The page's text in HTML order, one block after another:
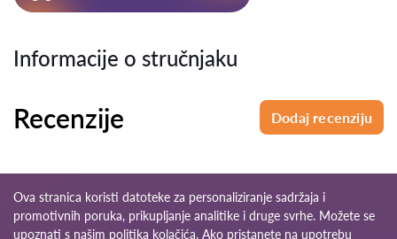
Informacije o stručnjaku
Recenzije Dodaj recenziju
Ova stranica koristi datoteke za personaliziranje sadržaja i
promotivnih poruka, prikupljanje analitike i druge svrhe. Možete se
upoznati s našim politika kolačića. Ako pristanete na upotrebu